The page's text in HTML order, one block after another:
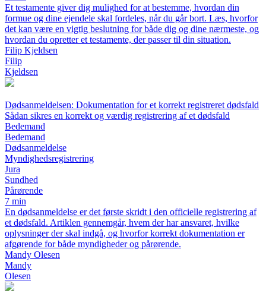
Et testamente giver dig mulighed for at bestemme, hvordan din
formue og dine ejendele skal fordeles, når du går bort. Læs, hvorfor
det kan være en vigtig beslutning for både dig og dine nærmeste, og
hvordan du opretter et testamente, der passer til din situation.
Filip Kjeldsen
Filip
Kjeldsen
Dødsanmeldelsen: Dokumentation for et korrekt registreret dødsfald
Sådan sikres en korrekt og værdig registrering af et dødsfald
Bedemand
Bedemand
Dødsanmeldelse
Myndighedsregistrering
Jura
Sundhed
Pårørende
7 min
En dødsanmeldelse er det første skridt i den officielle registrering af
et dødsfald. Artiklen gennemgår, hvem der har ansvaret, hvilke
oplysninger der skal indgå, og hvorfor korrekt dokumentation er
afgørende for både myndigheder og pårørende.
Mandy Olesen
Mandy
Olesen